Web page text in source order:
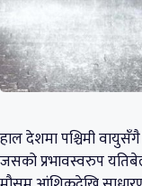
हाल देशमा पश्चिमी
जसको प्रभावस्वरुप